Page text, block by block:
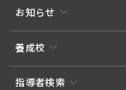
お知らせ
養成校
指導者検索